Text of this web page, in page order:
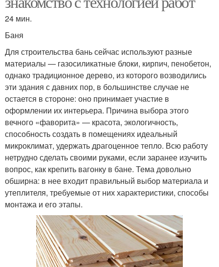
24 мин.
Баня
Для строительства бань сейчас используют разные
материалы — газосиликатные блоки, кирпич, пенобетон,
однако традиционное дерево, из которого возводились
эти здания с давних пор, в большинстве случае не
остается в стороне: оно принимает участие в
оформлении их интерьера. Причина выбора этого
вечного «фаворита» — красота, экологичность,
способность создать в помещениях идеальный
микроклимат, удержать драгоценное тепло. Всю работу
нетрудно сделать своими руками, если заранее изучить
вопрос, как крепить вагонку в бане. Тема довольно
обширна: в нее входит правильный выбор материала и
утеплителя, требуемые от них характеристики, способы
монтажа и его этапы.